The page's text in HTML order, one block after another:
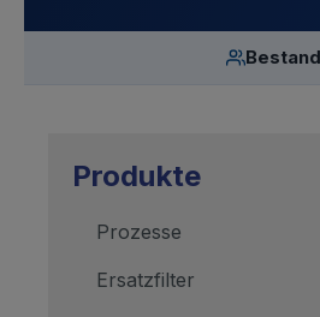
Produkte
Prozesse
Ersatzfilter